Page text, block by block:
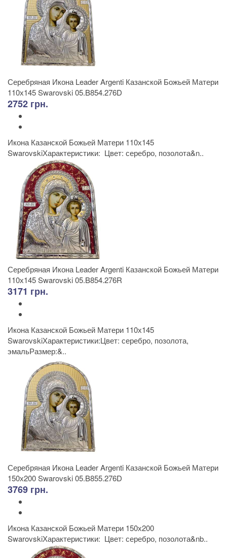
Серебряная Икона Leader Argenti Казанской Божьей Матери
110х145 Swarovski 05.B854.276D
2752 грн.
Икона Казанской Божьей Матери 110х145
SwarovskiХарактеристики: Цвет: серебро, позолота&n..
Серебряная Икона Leader Argenti Казанской Божьей Матери
110х145 Swarovski 05.B854.276R
3171 грн.
Икона Казанской Божьей Матери 110х145
SwarovskiХарактеристики:Цвет: серебро, позолота,
эмальРазмер:&..
Серебряная Икона Leader Argenti Казанской Божьей Матери
150х200 Swarovski 05.B855.276D
3769 грн.
Икона Казанской Божьей Матери 150х200
SwarovskiХарактеристики: Цвет: серебро, позолота&nb..